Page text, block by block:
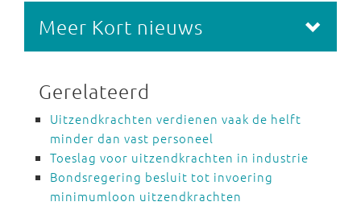
Meer Kort nieuws
Gerelateerd
Uitzendkrachten verdienen vaak de helft
minder dan vast personeel
Toeslag voor uitzendkrachten in industrie
Bondsregering besluit tot invoering
minimumloon uitzendkrachten